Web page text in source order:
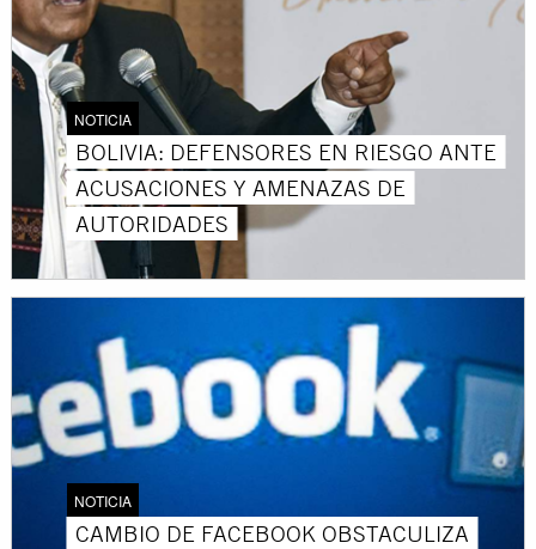
NOTICIA
BOLIVIA: DEFENSORES EN RIESGO ANTE
ACUSACIONES Y AMENAZAS DE
AUTORIDADES
NOTICIA
CAMBIO DE FACEBOOK OBSTACULIZA